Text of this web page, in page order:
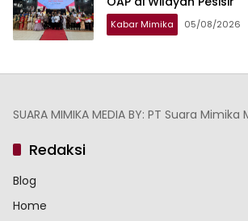
Kabar Mimika 05/08/2026
SUARA MIMIKA MEDIA BY: PT Suara
Redaksi
Blog
Home